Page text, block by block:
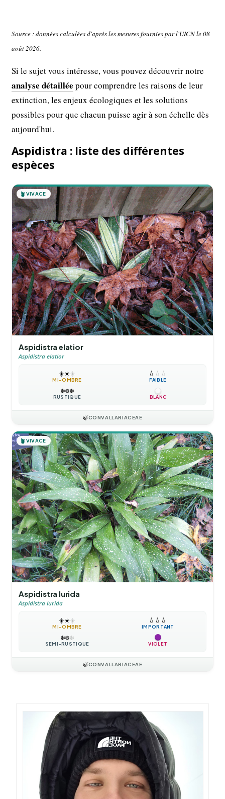
Source : données calculées d'après les mesures fournies par l'UICN le 08
août 2026.
Si le sujet vous intéresse, vous pouvez découvrir notre
analyse détaillée pour comprendre les raisons de leur
extinction, les enjeux écologiques et les solutions
possibles pour que chacun puisse agir à son échelle dès
aujourd'hui.
Aspidistra : liste des différentes
espèces
🪴 VIVACE
Aspidistra elatior
Aspidistra elatior
☀️☀️☀️
MI-OMBRE
💧 💧 💧
FAIBLE
❄️❄️❄️
RUSTIQUE BLANC
🍃CONVALLARIACEAE
🪴 VIVACE
Aspidistra lurida
Aspidistra lurida
☀️☀️☀️
MI-OMBRE
💧 💧 💧
IMPORTANT
❄️❄️❄️
SEMI-RUSTIQUE VIOLET
🍃CONVALLARIACEAE